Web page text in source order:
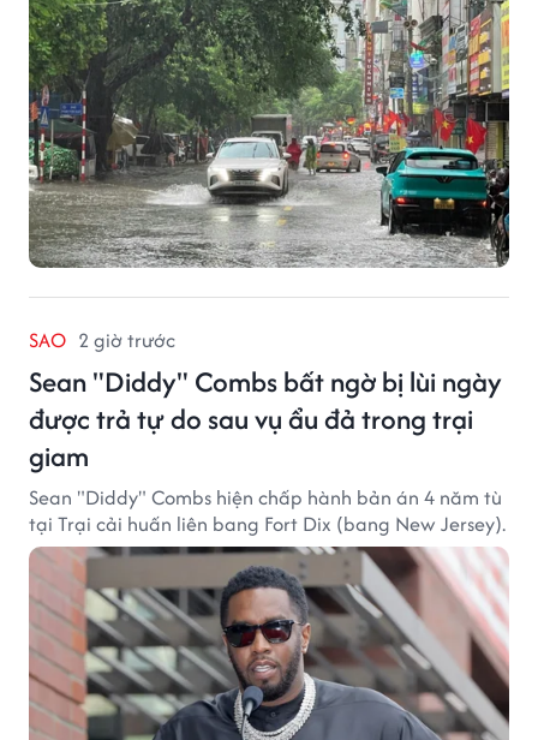
SAO 2 giờ trước
Sean "Diddy" Combs bất ngờ bị lùi ngày
được trả tự do sau vụ ẩu đả trong trại
giam
Sean "Diddy" Combs hiện chấp hành bản án 4 năm tù
tại Trại cải huấn liên bang Fort Dix (bang New Jersey).